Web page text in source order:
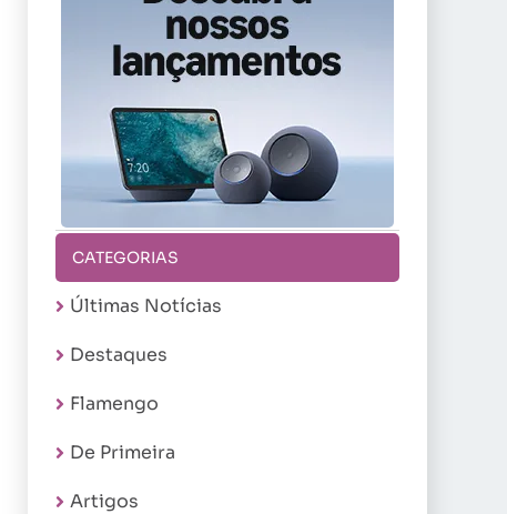
CATEGORIAS
Últimas Notícias
Destaques
Flamengo
De Primeira
Artigos